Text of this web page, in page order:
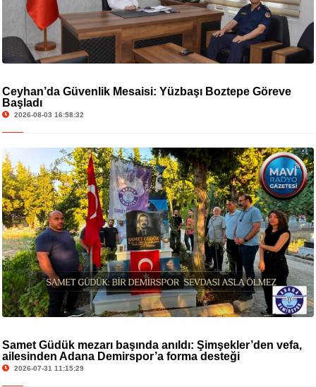
Ceyhan’da Güvenlik Mesaisi: Yüzbaşı Boztepe Göreve
Başladı
2026-08-03 16:58:32
Samet Güdük mezarı başında anıldı: Şimşekler’den vefa,
ailesinden Adana Demirspor’a forma desteği
2026-07-31 11:15:29